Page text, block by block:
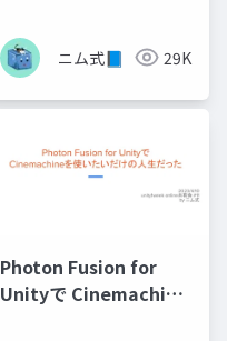
ニム式📘 29K
Photon Fusion for
Unityで Cinemachine